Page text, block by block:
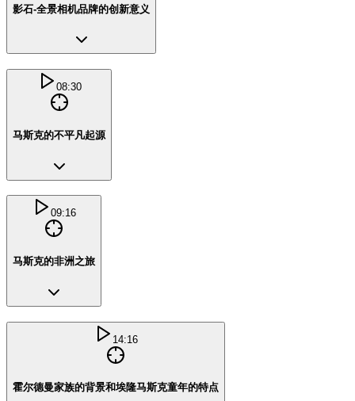
影石-全景相机品牌的创新意义
08:30
马斯克的不平凡起源
09:16
马斯克的非洲之旅
14:16
霍尔德曼家族的背景和埃隆马斯克童年的特点